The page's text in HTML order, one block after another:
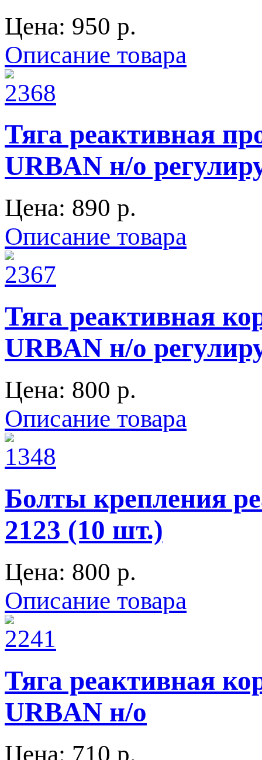
Цена: 950 p.
Описание товара
Тяга реактивная
URBAN н/о
Цена: 890 p.
Описание товара
Тяга реактивная
URBAN н/о
Цена: 800 p.
Описание товара
Болты крепления
2123 (10 шт.)
Цена: 800 p.
Описание товара
Тяга реактивная
URBAN н/о
Цена: 710 p.